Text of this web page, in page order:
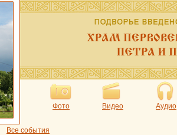
Фото Видео Аудио
Все события